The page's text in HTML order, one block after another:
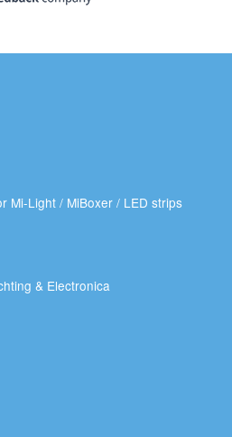
Mi-Light / MiBoxer / LED strips
& Electronica